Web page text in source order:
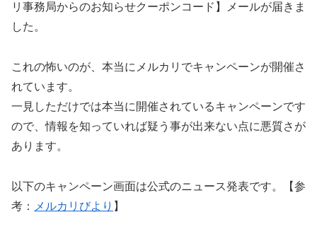
リ事務局からのお知らせクーポンコード】メールが届きま
した。
これの怖いのが、本当にメルカリでキャンペーンが開催さ
れています。
一見しただけでは本当に開催されているキャンペーンです
ので、情報を知っていれば疑う事が出来ない点に悪質さが
あります。
以下のキャンペーン画面は公式のニュース発表です。【参
考：
メルカリびより 】